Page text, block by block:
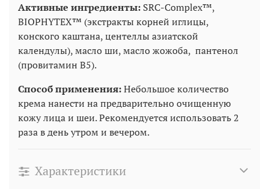
Активные ингредиенты: SRC-Complex™,
BIOPHYTEX™ (экстракты корней иглицы,
конского каштана, центеллы азиатской
календулы), масло ши, масло жожоба, пантенол
(провитамин В5).
Способ применения:Небольшое количество
крема нанести на предварительно очищенную
кожу лица и шеи. Рекомендуется использовать 2
раза в день утром и вечером.
Характеристики